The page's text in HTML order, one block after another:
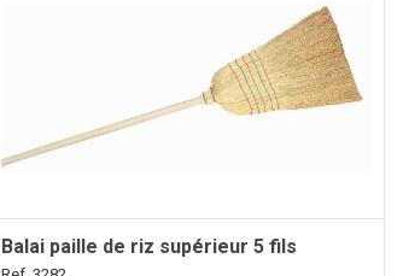
Balai paille de riz supérieur 5 fils